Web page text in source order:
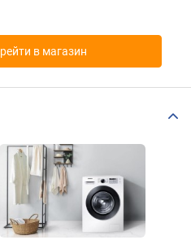
в магазин